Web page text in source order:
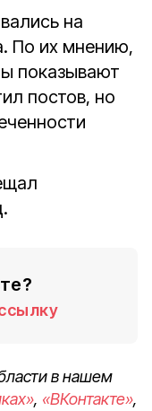
на
По их мнению,
показывают
постов, но
в нашем
, «ВКонтакте»,